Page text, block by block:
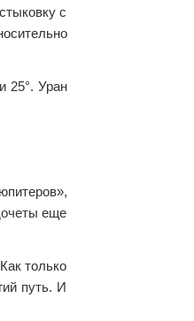
с
25°. Уран
еще
только
путь. И